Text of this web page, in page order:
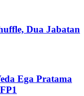
Dua Jabatan
Ega Pratama